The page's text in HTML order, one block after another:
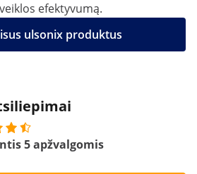
efektyvumą.
ulsonix produktus
5 apžvalgomis